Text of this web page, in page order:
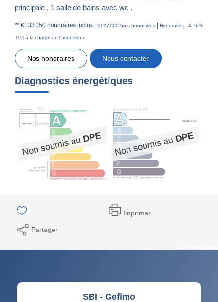
principale , 1 salle de bains avec wc .
** €133 050 honoraires inclus | €127 000 hors honoraires | Honoraires : 4.76%
TTC à la charge de l'acquéreur
Nos honoraires Nous contacter
Diagnostics énergétiques
Imprimer
Partager
SBI - Gefimo